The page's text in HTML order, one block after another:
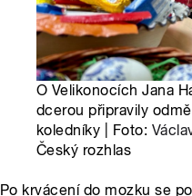
O Velikonocích Jana
dcerou připravily
koledníky | Foto:
Český rozhlas
Po krvácení do mozku se